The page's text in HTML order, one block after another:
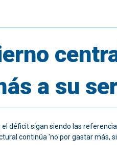
a su
déficit sigan siendo las
continúa 'no por gastar más,